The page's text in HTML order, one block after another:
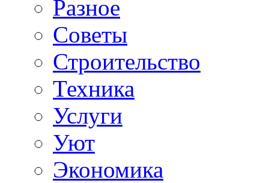
Разное
Советы
Строительство
Техника
Услуги
Уют
Экономика